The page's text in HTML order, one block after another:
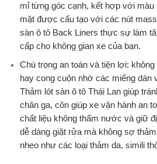
mỉ từng góc cạnh, kết hợp với màu
mặt được cấu tạo với các nút
sàn ô tô Back Liners thực sự làm
cấp cho không gian xe của bạn.
Chú trọng an toàn và tiện lợi:
hay cong cuộn nhờ các miếng dán
Thảm lót sàn ô tô Thái Lan giúp
chân ga, côn giúp xe vận hành an
chất liệu không thấm nước và giữ
dễ dàng giặt rửa mà không sợ
nheo như các loại thảm da, simili